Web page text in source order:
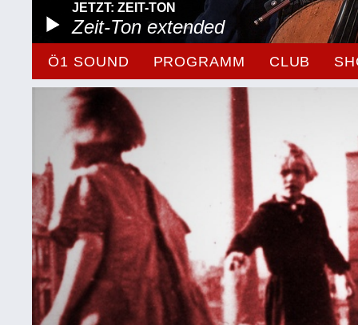
JETZT: ZEIT-TON
Zeit-Ton extended
Ö1 SOUND PROGRAMM CLUB